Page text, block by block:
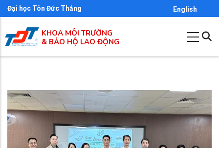
Nhảy
đến
nội
dung
Đại học Tôn Đức Thắng English
KHOA MÔI TRƯỜNG
& BẢO HỘ LAO ĐỘNG